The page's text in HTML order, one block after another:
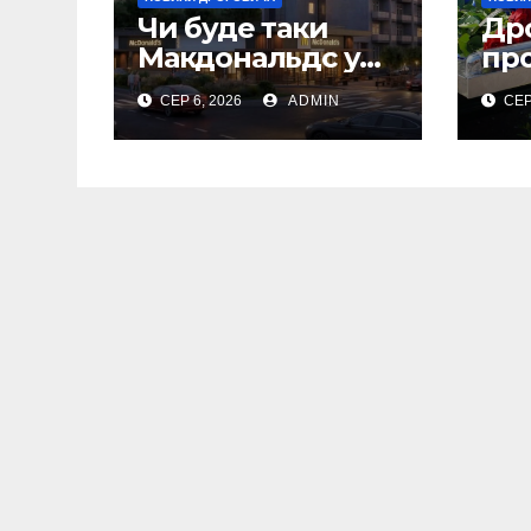
Чи буде таки
Макдональдс у
Дрогобичі?
(Фото)
СЕР 6, 2026 ADMIN